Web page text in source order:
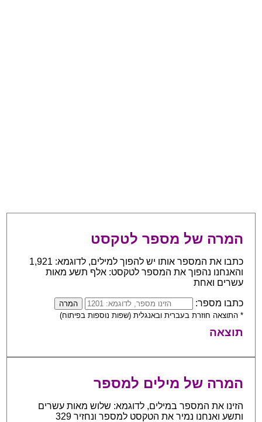
המרה של מספר לטקסט
כתבו את המספר אותו יש להפוך למילים, לדוגמא: 1,921
והאנחנו נהפוך את המספר לטקסט: אלף תשע מאות
עשרים ואחת
כתבו מספר:
* התוצאה חוזרת בעברית ובאנגלית (שפות נוספות בפיתוח)
תוצאה
המרה של מילים למספר
הזינו את המספר במילים, לדוגמא: שלוש מאות עשרים
ותשע ואנחנו נמיר את הטקסט למספר ונחזיר 329